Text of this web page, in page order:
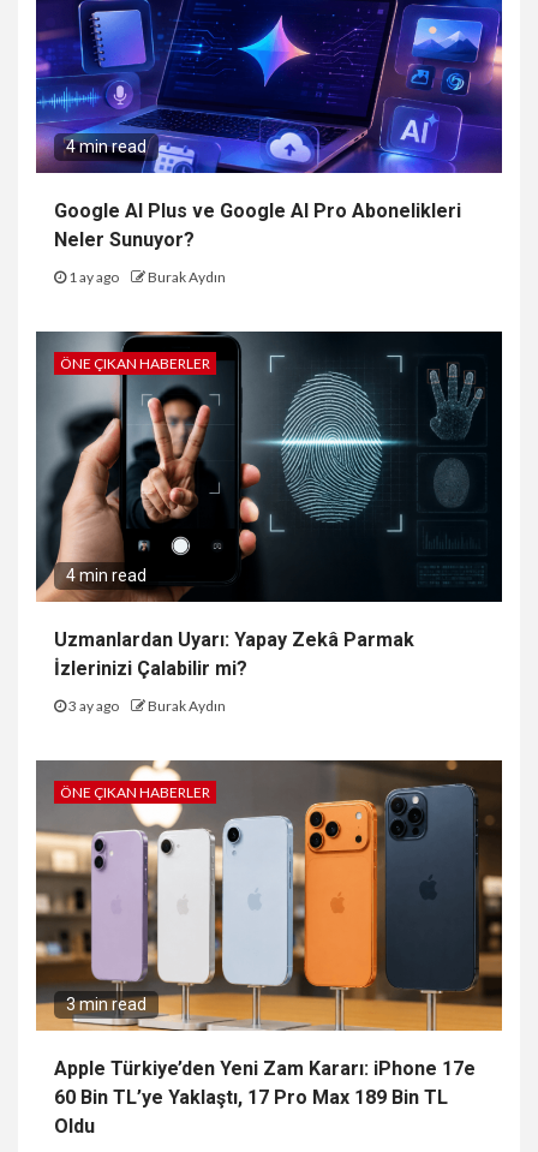
4 min read
Google AI Plus ve Google AI Pro Abonelikleri
Neler Sunuyor?
1 ay ago Burak Aydın
ÖNE ÇIKAN HABERLER
4 min read
Uzmanlardan Uyarı: Yapay Zekâ Parmak
İzlerinizi Çalabilir mi?
3 ay ago Burak Aydın
ÖNE ÇIKAN HABERLER
3 min read
Apple Türkiye’den Yeni Zam Kararı: iPhone 17e
60 Bin TL’ye Yaklaştı, 17 Pro Max 189 Bin TL
Oldu